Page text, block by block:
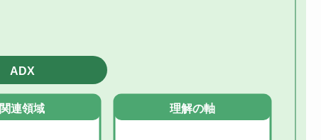
ADX
関連領域 理解の軸